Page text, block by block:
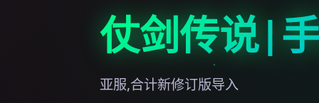
仗剑传说|
亚服,合计新修订版导入